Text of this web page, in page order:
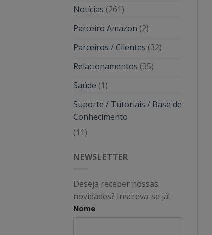
Notícias (261)
Parceiro Amazon (2)
Parceiros / Clientes (32)
Relacionamentos (35)
Saúde (1)
Suporte / Tutoriais / Base de
Conhecimento
(11)
NEWSLETTER
Deseja receber nossas
novidades? Inscreva-se já!
Nome